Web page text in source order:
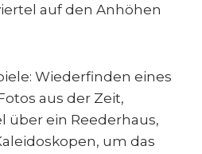
auf den Anhöhen
Wiederfinden eines
aus der Zeit,
über ein Reederhaus,
um das